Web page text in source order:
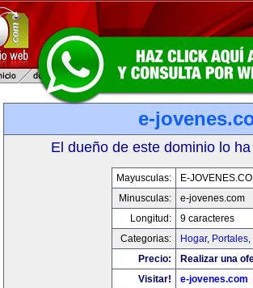
e-
El dueño de este dominio lo
Mayusculas:
E-
Minusculas:
e-jovenes.com
Longitud:
9 caracteres
Categorias:
Hogar, Portales,
Precio:
Realizar una
Visitar!
e-jovenes.com